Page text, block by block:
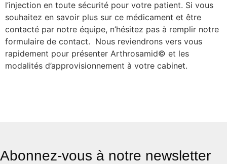
l’injection en toute sécurité pour votre patient. Si vous
souhaitez en savoir plus sur ce médicament et être
contacté par notre équipe, n’hésitez pas à remplir notre
formulaire de contact. Nous reviendrons vers vous
rapidement pour présenter Arthrosamid© et les
modalités d’approvisionnement à votre cabinet.
Abonnez-vous à notre newsletter